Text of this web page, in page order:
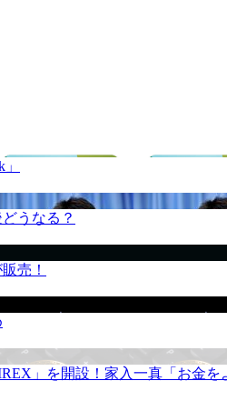
うなる？
売！
」を開設！家入一真「お金を